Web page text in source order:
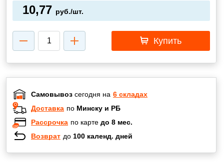
10,77 руб./шт.
Купить
Самовывоз сегодня на 6 складах
Доставка по Минску и РБ
Рассрочка по карте до 8 мес.
Возврат до 100 календ. дней